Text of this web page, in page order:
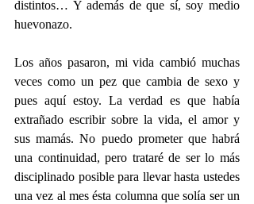
distintos… Y además de que sí, soy medio
huevonazo.
Los años pasaron, mi vida cambió muchas
veces como un pez que cambia de sexo y
pues aquí estoy. La verdad es que había
extrañado escribir sobre la vida, el amor y
sus mamás. No puedo prometer que habrá
una continuidad, pero trataré de ser lo más
disciplinado posible para llevar hasta ustedes
una vez al mes ésta columna que solía ser un